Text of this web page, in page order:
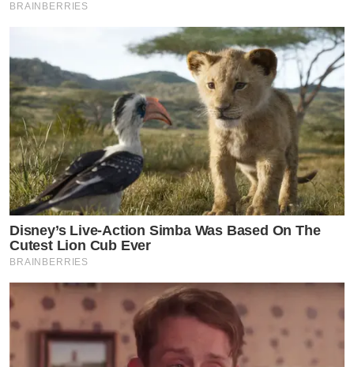
BRAINBERRIES
Disney’s Live-Action Simba Was Based On The
Cutest Lion Cub Ever
BRAINBERRIES